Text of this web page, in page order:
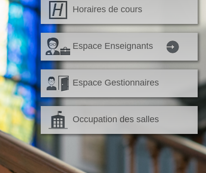
Horaires de cours
Espace Enseignants
Espace Gestionnaires
Occupation des salles